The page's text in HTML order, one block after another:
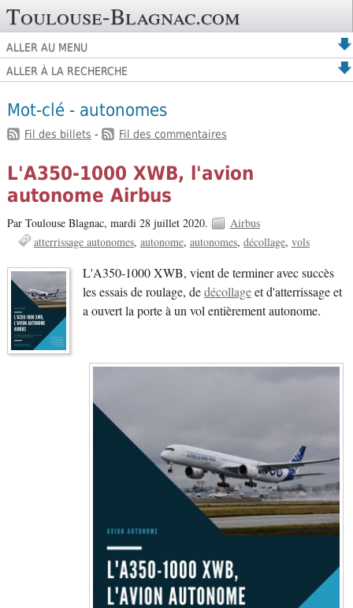
Toulouse-Blagnac.com
ALLER AU MENU
ALLER À LA RECHERCHE
Mot-clé - autonomes
Fil des billets - Fil des commentaires
L'A350-1000 XWB, l'avion
autonome Airbus
Par Toulouse Blagnac, mardi 28 juillet 2020.
Airbus
atterrissage autonomes autonome autonomes décollage vols
L'A350-1000 XWB, vient de terminer avec succès
les essais de roulage, dedécollageet d'atterrissage et
a ouvert la porte à un vol entièrement autonome.